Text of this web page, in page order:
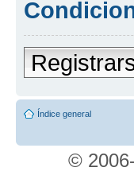
Índice general
©